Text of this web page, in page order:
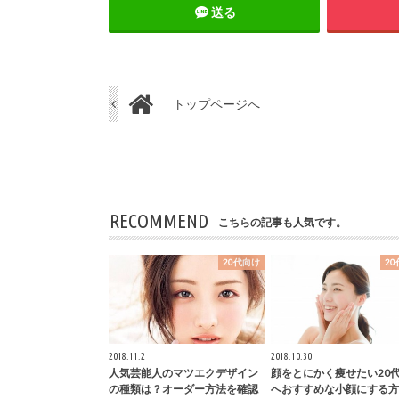
送る
トップページへ
RECOMMEND こちらの記事も人気です。
20代向け
2018.11.2
人気芸能人のマツエクデザイン
の種類は？オーダー方法を確認
20
2018.10.30
顔をとにかく痩せたい20
へおすすめな小顔にする